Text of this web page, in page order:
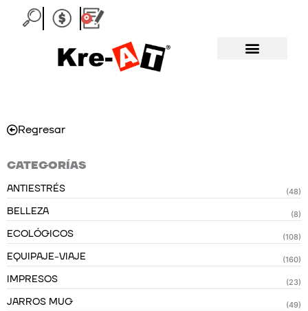
0
Carrito
Regresar
CATEGORÍAS
ANTIESTRÉS (48)
BELLEZA (8)
ECOLÓGICOS (108)
EQUIPAJE-VIAJE (160)
IMPRESOS (23)
JARROS MUG (49)